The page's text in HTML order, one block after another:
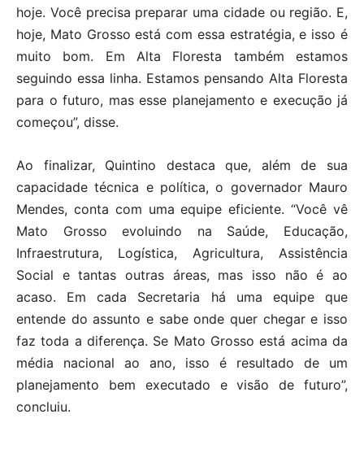
hoje. Você precisa preparar uma cidade ou região. E,
hoje, Mato Grosso está com essa estratégia, e isso é
muito bom. Em Alta Floresta também estamos
seguindo essa linha. Estamos pensando Alta Floresta
para o futuro, mas esse planejamento e execução já
começou”, disse.
Ao finalizar, Quintino destaca que, além de sua
capacidade técnica e política, o governador Mauro
Mendes, conta com uma equipe eficiente. “Você vê
Mato Grosso evoluindo na Saúde, Educação,
Infraestrutura, Logística, Agricultura, Assistência
Social e tantas outras áreas, mas isso não é ao
acaso. Em cada Secretaria há uma equipe que
entende do assunto e sabe onde quer chegar e isso
faz toda a diferença. Se Mato Grosso está acima da
média nacional ao ano, isso é resultado de um
planejamento bem executado e visão de futuro”,
concluiu.